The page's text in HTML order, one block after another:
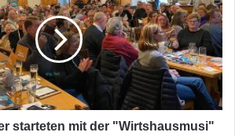
starteten mit der "Wirtshausmusi"